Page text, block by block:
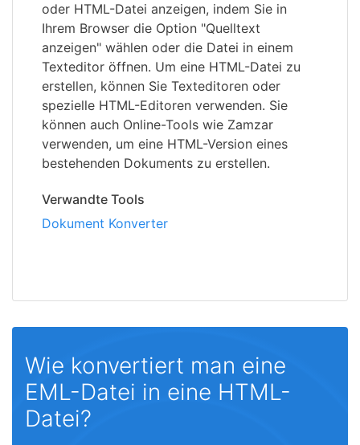
oder HTML-Datei anzeigen, indem Sie in
Ihrem Browser die Option "Quelltext
anzeigen" wählen oder die Datei in einem
Texteditor öffnen. Um eine HTML-Datei zu
erstellen, können Sie Texteditoren oder
spezielle HTML-Editoren verwenden. Sie
können auch Online-Tools wie Zamzar
verwenden, um eine HTML-Version eines
bestehenden Dokuments zu erstellen.
Verwandte Tools
Dokument Konverter
Wie konvertiert man eine
EML-Datei in eine HTML-
Datei?